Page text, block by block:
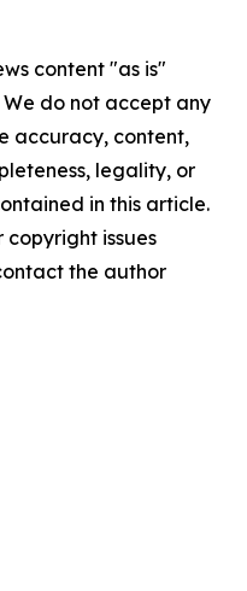
content "as is"
do not accept any
accuracy, content,
legality, or
in this article.
issues
the author